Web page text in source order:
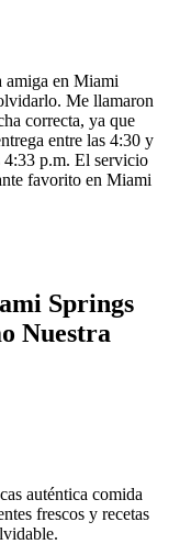
amiga en Miami
Me llamaron
correcta, ya que
entre las 4:30 y
4:33 p.m. El servicio
favorito en Miami
Springs
Nuestra
auténtica comida
frescos y recetas